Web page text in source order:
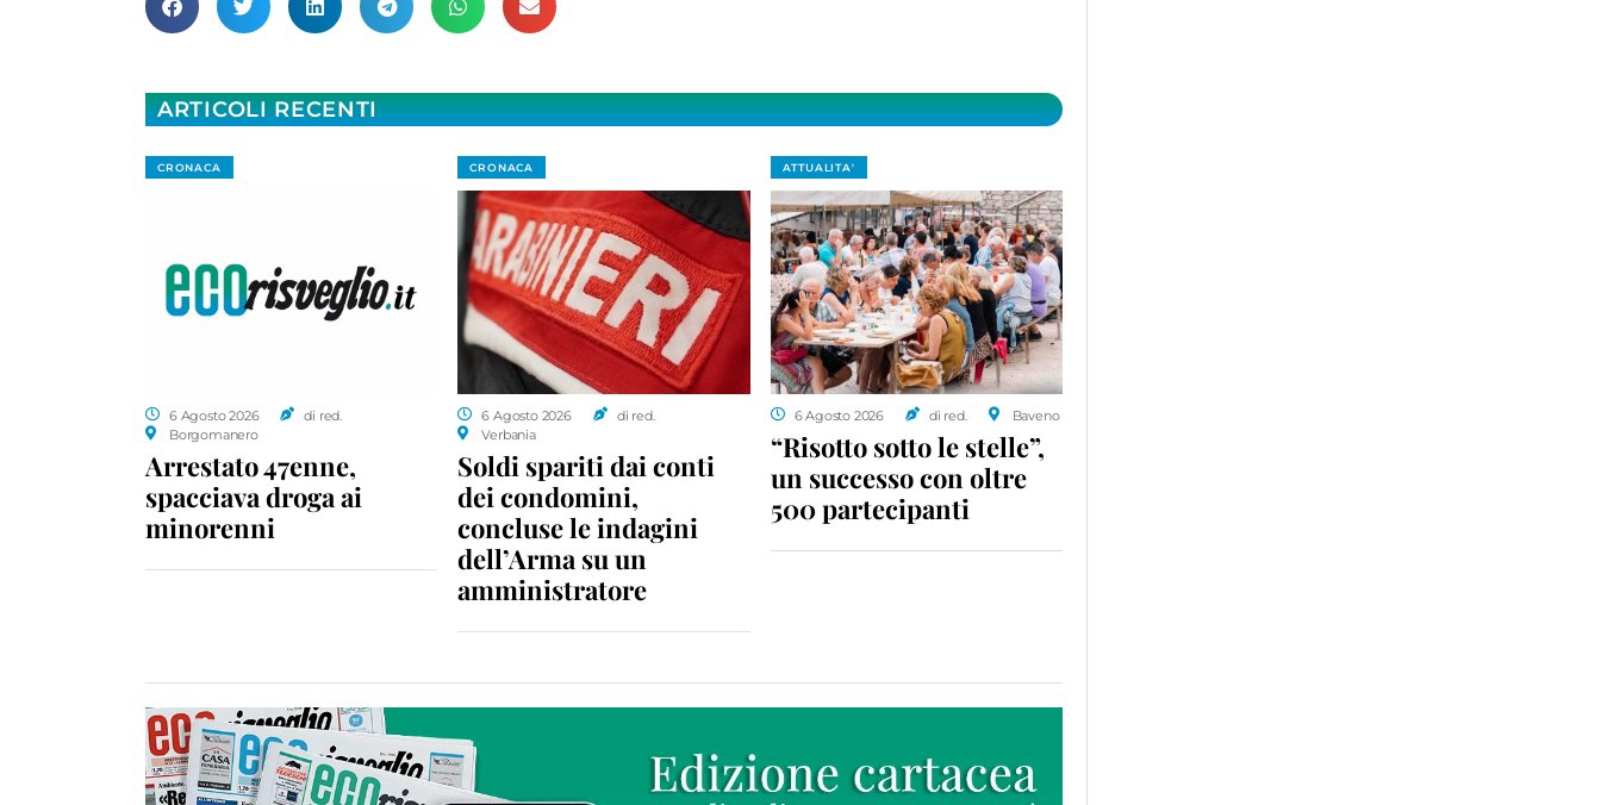
ARTICOLI RECENTI
CRONACA
6 Agosto 2026
di red.
Borgomanero
Arrestato 47enne,
spacciava droga ai
minorenni
CRONACA
6 Agosto 2026
di red.
Verbania
Soldi spariti dai conti
dei condomini,
concluse le indagini
dell’Arma su un
amministratore
ATTUALITA'
6 Agosto 2026 di red. Baveno
“Risotto sotto le stelle”,
un successo con oltre
500 partecipanti